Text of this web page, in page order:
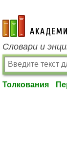
academic.ru
Словари и
Толкования